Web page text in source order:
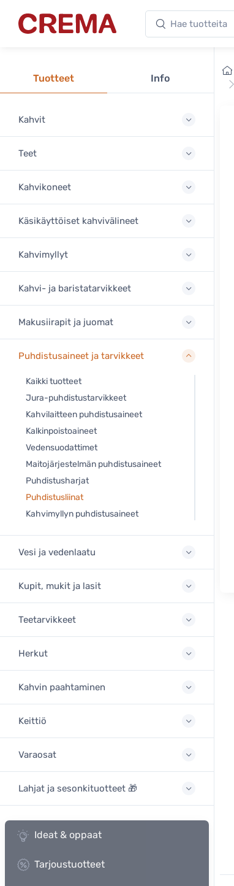
Crema Hae tuotteita
Tuotteet Info
Kahvit
Teet
Kahvikoneet
Käsikäyttöiset kahvivälineet
Kahvimyllyt
Kahvi- ja baristatarvikkeet
Makusiirapit ja juomat
Puhdistusaineet ja tarvikkeet
Kaikki tuotteet
Jura-puhdistustarvikkeet
Kahvilaitteen puhdistusaineet
Kalkinpoistoaineet
Vedensuodattimet
Maitojärjestelmän puhdistusaineet
Puhdistusharjat
Puhdistusliinat
Kahvimyllyn puhdistusaineet
Vesi ja vedenlaatu
Kupit, mukit ja lasit
Teetarvikkeet
Herkut
Kahvin paahtaminen
Keittiö
Varaosat
Lahjat ja sesonkituotteet 🎁
Ideat & oppaat
Tarjoustuotteet